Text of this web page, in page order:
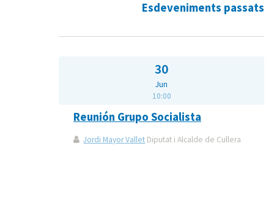
Esdeveniments passats
30
Jun
10:00
Reunión Grupo Socialista
Jordi Mayor Vallet Diputat i Alcalde de Cullera